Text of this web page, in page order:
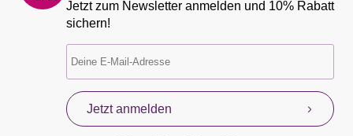
Jetzt zum Newsletter anmelden und 10% Rabatt
sichern!
Jetzt anmelden